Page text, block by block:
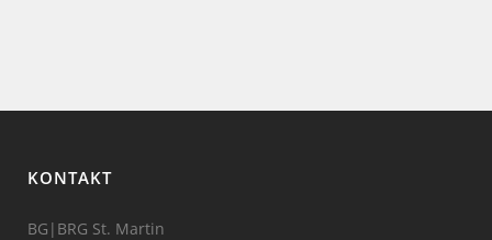
KONTAKT
BG|BRG St. Martin